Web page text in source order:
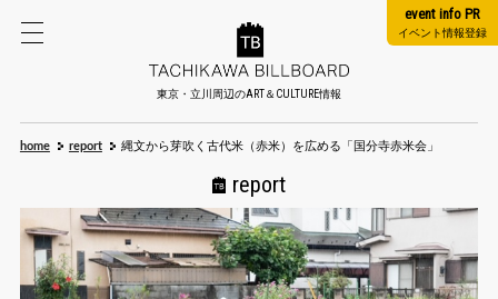
東京・立川周辺のART＆CULTURE情報
event info PR
イベント情報登録
home report 縄文から芽吹く古代米（赤米）を広める「国分寺赤米会」
report